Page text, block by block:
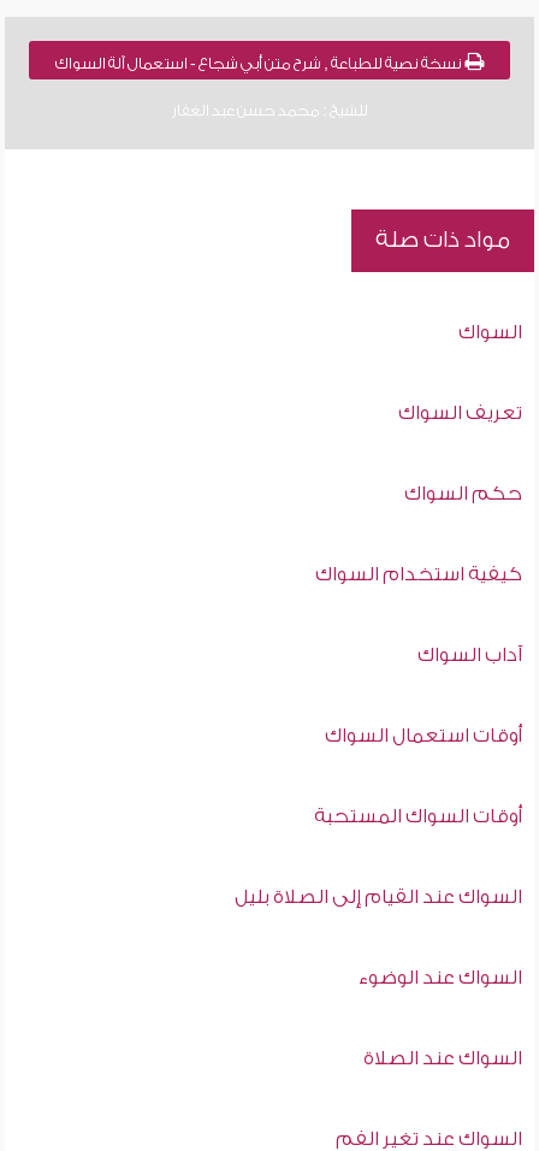
نسخة نصية للطباعة , شرح متن أبي شجاع - استعمال آلة السواك
للشيخ : محمد حسن عبد الغفار
مواد ذات صلة
السواك
تعريف السواك
حكم السواك
كيفية استخدام السواك
آداب السواك
أوقات استعمال السواك
أوقات السواك المستحبة
السواك عند القيام إلى الصلاة بليل
السواك عند الوضوء
السواك عند الصلاة
السواك عند تغير الفم